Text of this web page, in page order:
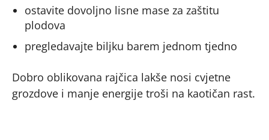
ostavite dovoljno lisne mase za zaštitu
plodova
pregledavajte biljku barem jednom tjedno
Dobro oblikovana rajčica lakše nosi cvjetne
grozdove i manje energije troši na kaotičan rast.